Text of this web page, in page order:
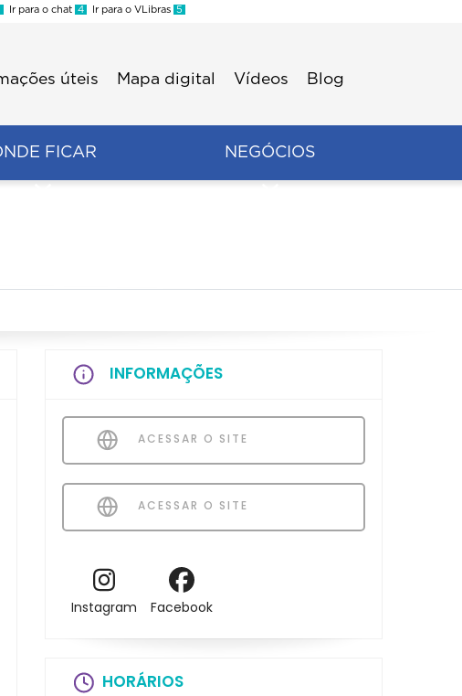
Ir para o chat 4 Ir para o VLibras 5
úteis Mapa digital Vídeos Blog
FICAR NEGÓCIOS
INFORMAÇÕES
ACESSAR O SITE
ACESSAR O SITE
Instagram Facebook
HORÁRIOS